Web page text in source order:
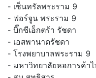
- เซ็นทรัลพระราม 9
- ฟอร์จูน พระราม 9
- บิ๊กซีเอ็กตร้า รัชดา
- เอสพานาดรัชดา
- โรงพยาบาลพระราม 9
- มหาวิทยาลัยหอการค้า